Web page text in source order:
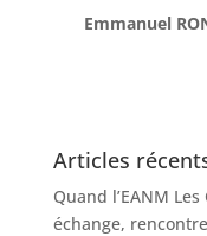
Emmanuel
Articles
Quand l’EANM
échange,